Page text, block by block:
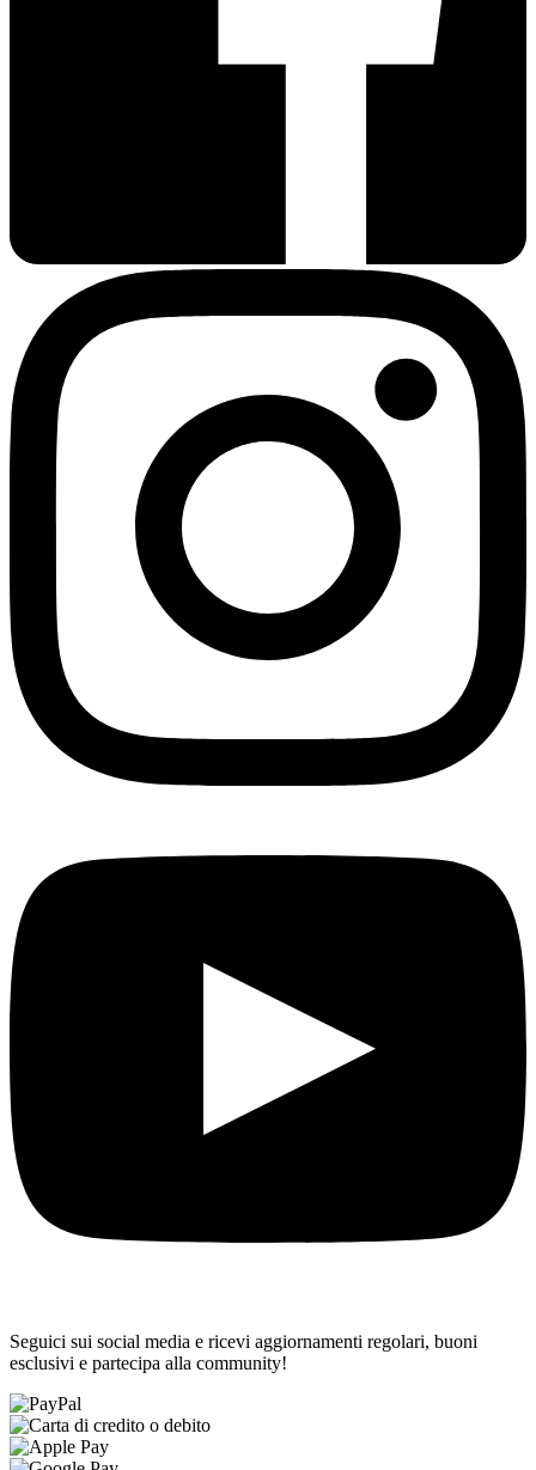
Seguici sui social media e ricevi aggiornamenti regolari, buoni
esclusivi e partecipa alla community!